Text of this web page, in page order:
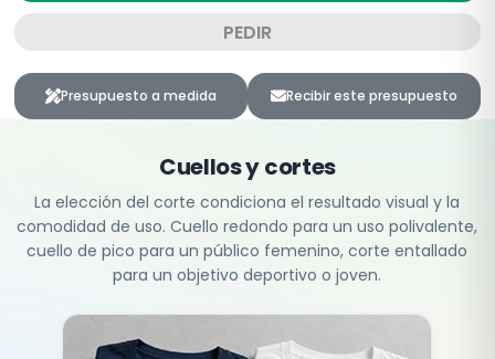
PEDIR
Presupuesto a medida Recibir este presupuesto
Cuellos y cortes
La elección del corte condiciona el resultado visual y la
comodidad de uso. Cuello redondo para un uso polivalente,
cuello de pico para un público femenino, corte entallado
para un objetivo deportivo o joven.